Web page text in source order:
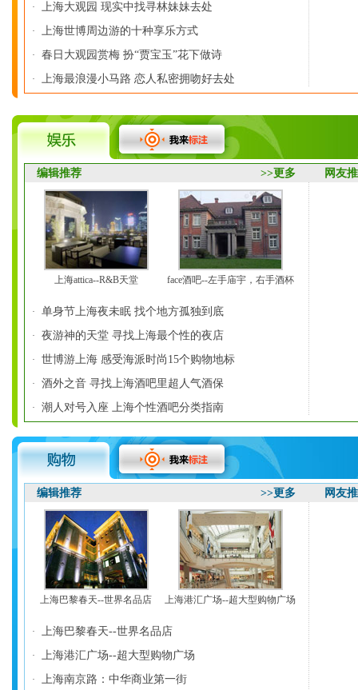
· 上海大观园 现实中找寻林妹妹去处
· 上海世博周边游的十种享乐方式
· 春日大观园赏梅 扮“贾宝玉”花下做诗
· 上海最浪漫小马路 恋人私密拥吻好去处
编辑推荐 >>更多 网友
上海attica--R&B天堂 face酒吧--左手庙宇，右手酒杯
· 单身节上海夜未眠 找个地方孤独到底
· 夜游神的天堂 寻找上海最个性的夜店
· 世博游上海 感受海派时尚15个购物地标
· 酒外之音 寻找上海酒吧里超人气酒保
· 潮人对号入座 上海个性酒吧分类指南
编辑推荐 >>更多 网友
上海巴黎春天--世界名品店 上海港汇广场--超大型购物广场
· 上海巴黎春天--世界名品店
· 上海港汇广场--超大型购物广场
· 上海南京路：中华商业第一街